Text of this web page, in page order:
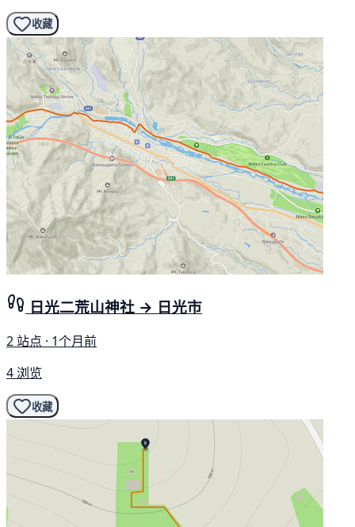
收藏
日光二荒山神社 → 日光市
2 站点 · 1个月前
4 浏览
收藏